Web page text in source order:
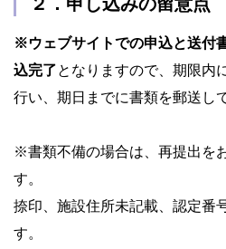
※ウェブサイトでの申込と送付
込完了となりますので、期限内
行い、期日までに書類を郵送し
※書類不備の場合は、再提出を
す。
捺印、施設住所未記載、認定番
す。